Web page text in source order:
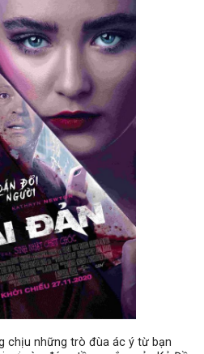
chịu những trò đùa ác ý từ bạn